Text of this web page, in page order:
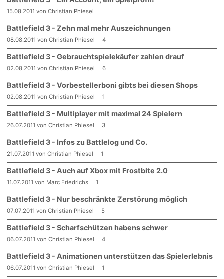
15.08.2011 von Christian Phiesel
Battlefield 3 - Zehn mal mehr Auszeichnungen
08.08.2011 von Christian Phiesel 4
Battlefield 3 - Gebrauchtspielekäufer zahlen drauf
02.08.2011 von Christian Phiesel 6
Battlefield 3 - Vorbestellerboni gibts bei diesen Shops
02.08.2011 von Christian Phiesel 1
Battlefield 3 - Multiplayer mit maximal 24 Spielern
26.07.2011 von Christian Phiesel 3
Battlefield 3 - Infos zu Battlelog und Co.
21.07.2011 von Christian Phiesel 1
Battlefield 3 - Auch auf Xbox mit Frostbite 2.0
11.07.2011 von Marc Friedrichs 1
Battlefield 3 - Nur beschränkte Zerstörung möglich
07.07.2011 von Christian Phiesel 5
Battlefield 3 - Scharfschützen habens schwer
06.07.2011 von Christian Phiesel 4
Battlefield 3 - Animationen unterstützen das Spielerlebnis
06.07.2011 von Christian Phiesel 1